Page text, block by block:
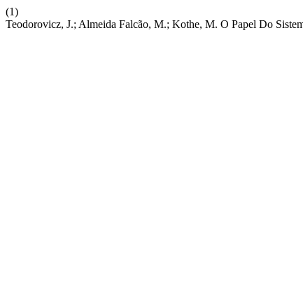
(1)
Teodorovicz, J.; Almeida Falcão, M.; Kothe, M. O Papel Do